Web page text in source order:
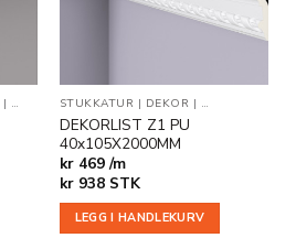
| TAKLISTERSTUKKATUR | DEKOR | VEGG- OG
DEKORLIST Z1 PU
40x105X2000MM
kr 469 /m
kr938 STK
LEGG I HANDLEKURV